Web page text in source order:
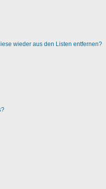
wieder aus den Listen entfernen?